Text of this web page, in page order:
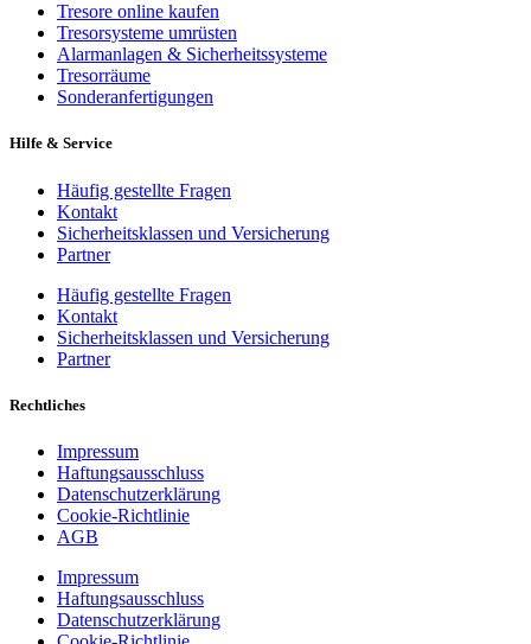
Tresore online kaufen
Tresorsysteme umrüsten
Alarmanlagen & Sicherheitssysteme
Tresorräume
Sonderanfertigungen
Hilfe & Service
Häufig gestellte Fragen
Kontakt
Sicherheitsklassen und Versicherung
Partner
Häufig gestellte Fragen
Kontakt
Sicherheitsklassen und Versicherung
Partner
Rechtliches
Impressum
Haftungsausschluss
Datenschutzerklärung
Cookie-Richtlinie
AGB
Impressum
Haftungsausschluss
Datenschutzerklärung